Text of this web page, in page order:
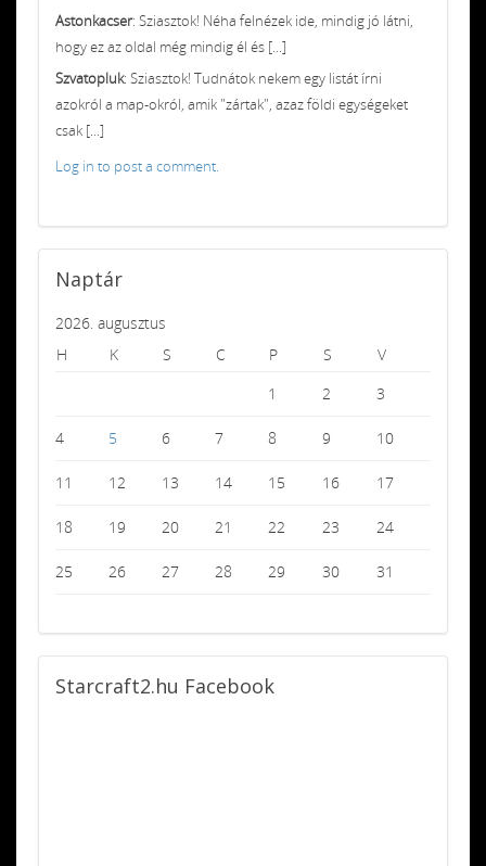
Astonkacser: Sziasztok! Néha felnézek ide, mindig jó látni,
hogy ez az oldal még mindig él és [...]
Szvatopluk: Sziasztok! Tudnátok nekem egy listát írni
azokról a map-okról, amik "zártak", azaz földi egységeket
csak [...]
Log in to post a comment.
Naptár
2026. augusztus
H
K S C P S
V
1
2 3
4 5 6 7 8 9 10
11 12 13 14 15 16 17
18 19 20 21 22 23 24
25 26 27 28 29 30 31
Starcraft2.hu Facebook